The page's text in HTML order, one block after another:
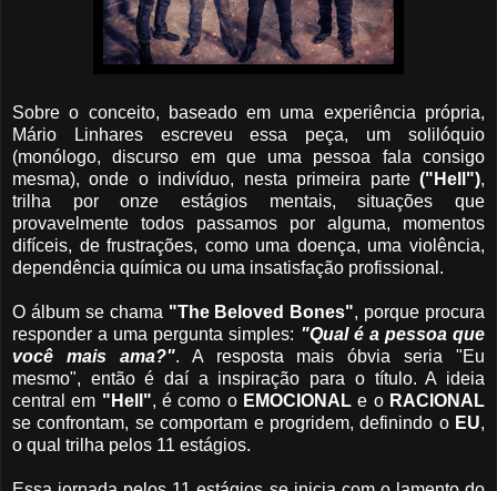
Sobre o conceito, baseado em uma experiência própria,
Mário Linhares escreveu essa peça, um solilóquio
(monólogo, discurso em que uma pessoa fala consigo
mesma), onde o indivíduo, nesta primeira parte ("Hell"),
trilha por onze estágios mentais, situações que
provavelmente todos passamos por alguma, momentos
difíceis, de frustrações, como uma doença, uma violência,
dependência química ou uma insatisfação profissional.
O álbum se chama "The Beloved Bones", porque procura
responder a uma pergunta simples: "Qual é a pessoa que
você mais ama?". A resposta mais óbvia seria "Eu
mesmo", então é daí a inspiração para o título. A ideia
central em "Hell", é como o EMOCIONAL e o RACIONAL
se confrontam, se comportam e progridem, definindo o EU,
o qual trilha pelos 11 estágios.